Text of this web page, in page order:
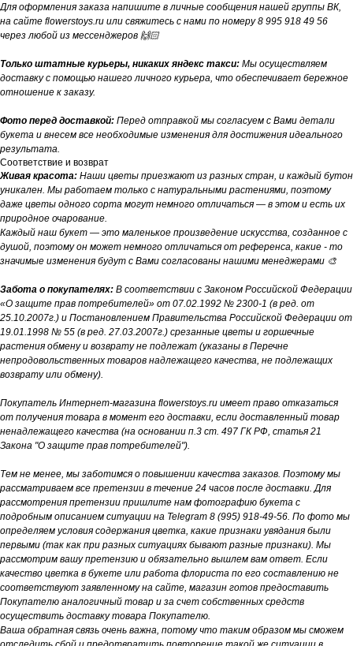
Для оформления заказа напишите в личные сообщения нашей группы ВК,
на сайте flowerstoys.ru или свяжитесь с нами по номеру 8 995 918 49 56
через любой из мессенджеров 🙌🏻
Только штатные курьеры, никаких яндекс такси: Мы осуществляем
доставку с помощью нашего личного курьера, что обеспечивает бережное
отношение к заказу.
Фото перед доставкой: Перед отправкой мы согласуем с Вами детали
букета и внесем все необходимые изменения для достижения идеального
результата.
Соответствие и возврат
Живая красота: Наши цветы приезжают из разных стран, и каждый бутон
уникален. Мы работаем только с натуральными растениями, поэтому
даже цветы одного сорта могут немного отличаться — в этом и есть их
природное очарование.
Каждый наш букет — это маленькое произведение искусства, созданное с
душой, поэтому он может немного отличаться от референса, какие - то
значимые изменения будут с Вами согласованы нашими менеджерами 🎨
Забота о покупателях: В соответствии с Законом Российской Федерации
«О защите прав потребителей» от 07.02.1992 № 2300-1 (в ред. от
25.10.2007г.) и Постановлением Правительства Российской Федерации от
19.01.1998 № 55 (в ред. 27.03.2007г.) срезанные цветы и горшечные
растения обмену и возврату не подлежат (указаны в Перечне
непродовольственных товаров надлежащего качества, не подлежащих
возврату или обмену).
Покупатель Интернет-магазина flowerstoys.ru имеет право отказаться
от получения товара в момент его доставки, если доставленный товар
ненадлежащего качества (на основании п.3 ст. 497 ГК РФ, статья 21
Закона "О защите прав потребителей").
Тем не менее, мы заботимся о повышении качества заказов. Поэтому мы
рассматриваем все претензии в течение 24 часов после доставки. Для
рассмотрения претензии пришлите нам фотографию букета с
подробным описанием ситуации на Telegram 8 (995) 918-49-56. По фото мы
определяем условия содержания цветка, какие признаки увядания были
первыми (так как при разных ситуациях бывают разные признаки). Мы
рассмотрим вашу претензию и обязательно вышлем вам ответ. Если
качество цветка в букете или работа флориста по его составлению не
соответствуют заявленному на сайте, магазин готов предоставить
Покупателю аналогичный товар и за счет собственных средств
осуществить доставку товара Покупателю.
Ваша обратная связь очень важна, потому что таким образом мы сможем